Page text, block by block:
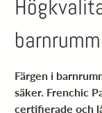
Färgen i
säker. Frenchic
certifierade och